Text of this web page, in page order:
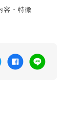
容・特徴